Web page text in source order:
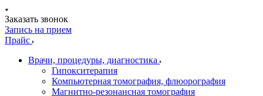
Заказать звонок
Запись на прием
Прайс
Врачи, процедуры, диагностика
Гипокситерапия
Компьютерная томография, флюорография
Магнитно-резонансная томография